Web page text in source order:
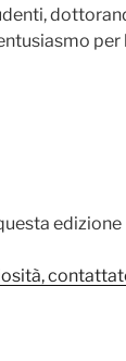
edizione